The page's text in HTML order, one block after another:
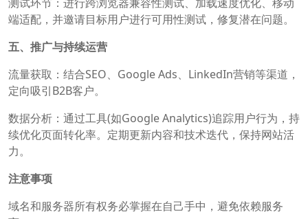
端适配，并邀请目标用户进行可用性测试，修复潜在问题。
五、推广与持续运营
‌流量获取‌：结合SEO、Google Ads、LinkedIn营销等渠道，
定向吸引B2B客户。
‌数据分析‌：通过工具(如Google Analytics)追踪用户行为，持
续优化页面转化率。定期更新内容和技术迭代，保持网站活
力。‌
注意事项
域名和服务器所有权务必掌握在自己手中，避免依赖服务